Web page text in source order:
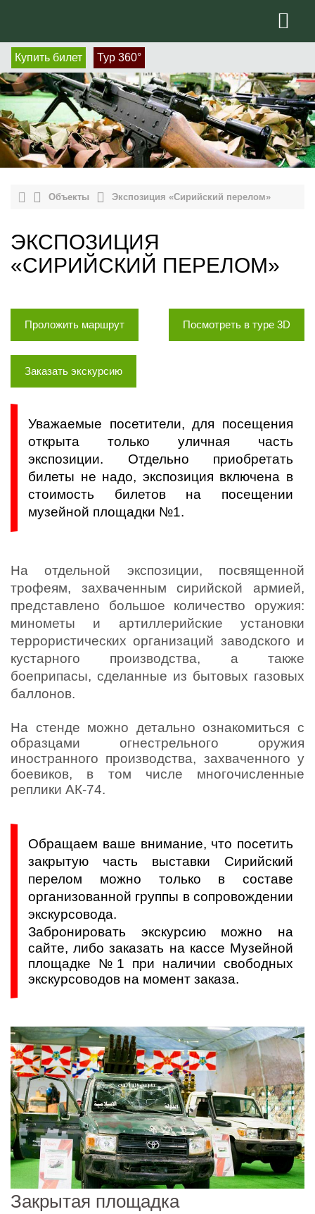
Купить билет Тур 360°
Объекты Экспозиция «Сирийский перелом»
ЭКСПОЗИЦИЯ
«СИРИЙСКИЙ ПЕРЕЛОМ»
Проложить маршрут Посмотреть в туре 3D
Заказать экскурсию
Уважаемые посетители, для посещения
открыта только уличная часть
экспозиции. Отдельно приобретать
билеты не надо, экспозиция включена в
стоимость билетов на посещении
музейной площадки №1.
На отдельной экспозиции, посвященной
трофеям, захваченным сирийской армией,
представлено большое количество оружия:
минометы и артиллерийские установки
террористических организаций заводского и
кустарного производства, а также
боеприпасы, сделанные из бытовых газовых
баллонов.
На стенде можно детально ознакомиться с
образцами огнестрельного оружия
иностранного производства, захваченного у
боевиков, в том числе многочисленные
реплики АК-74.
Обращаем ваше внимание, что посетить
закрытую часть выставки Сирийский
перелом можно только в составе
организованной группы в сопровождении
экскурсовода.
Забронировать экскурсию можно на
сайте, либо заказать на кассе Музейной
площадке №1 при наличии свободных
экскурсоводов на момент заказа.
Закрытая площадка